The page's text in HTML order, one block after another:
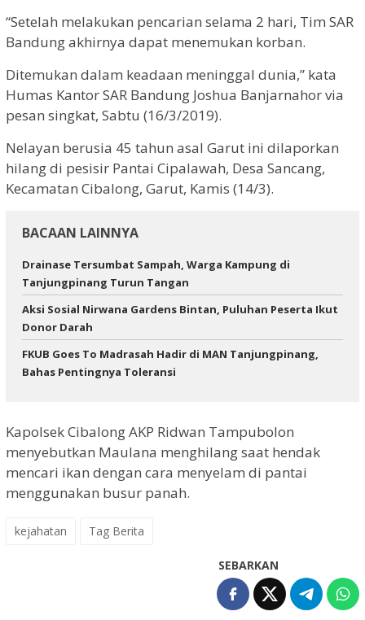
“Setelah melakukan pencarian selama 2 hari, Tim SAR
Bandung akhirnya dapat menemukan korban.
Ditemukan dalam keadaan meninggal dunia,” kata
Humas Kantor SAR Bandung Joshua Banjarnahor via
pesan singkat, Sabtu (16/3/2019).
Nelayan berusia 45 tahun asal Garut ini dilaporkan
hilang di pesisir Pantai Cipalawah, Desa Sancang,
Kecamatan Cibalong, Garut, Kamis (14/3).
BACAAN LAINNYA
Drainase Tersumbat Sampah, Warga Kampung di
Tanjungpinang Turun Tangan
Aksi Sosial Nirwana Gardens Bintan, Puluhan Peserta Ikut
Donor Darah
FKUB Goes To Madrasah Hadir di MAN Tanjungpinang,
Bahas Pentingnya Toleransi
Kapolsek Cibalong AKP Ridwan Tampubolon
menyebutkan Maulana menghilang saat hendak
mencari ikan dengan cara menyelam di pantai
menggunakan busur panah.
kejahatan Tag Berita
SEBARKAN